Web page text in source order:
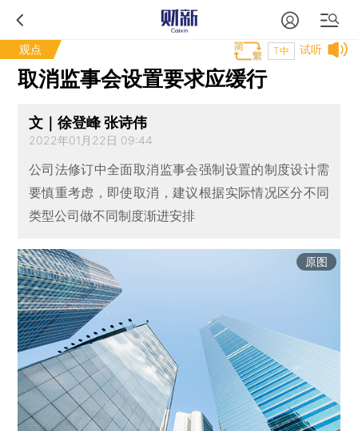
观点 试听
T中
取消监事会设置要求应缓行
文｜徐登峰 张诗伟
2022年01月22日 09:44
公司法修订中全面取消监事会强制设置的制度设计需
要慎重考虑，即使取消，建议根据实际情况区分不同
类型公司做不同制度渐进安排
原图